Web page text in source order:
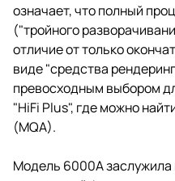
означает, что полный
("тройного
отличие от только
виде "средства
превосходным выбором
"HiFi Plus", где можно
(MQA).
Модель 6000A заслужила